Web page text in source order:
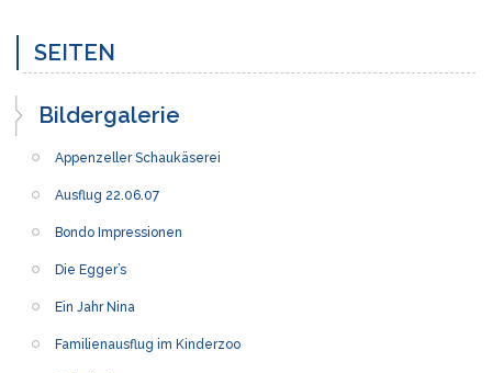
SEITEN
Bildergalerie
Appenzeller Schaukäserei
Ausflug 22.06.07
Bondo Impressionen
Die Egger’s
Ein Jahr Nina
Familienausflug im Kinderzoo